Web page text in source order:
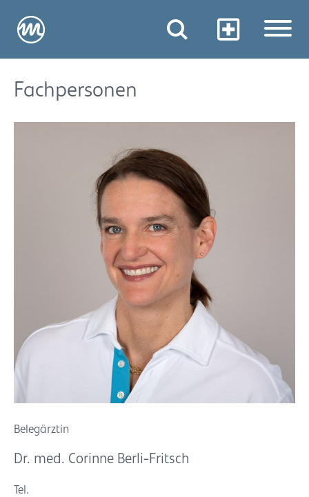
Fachpersonen
Belegärztin
Dr. med. Corinne Berli-Fritsch
Tel.